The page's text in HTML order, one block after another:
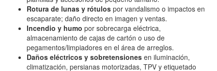
Rotura de lunas y rótulos por vandalismo o impactos en
escaparate; daño directo en imagen y ventas.
Incendio y humo por sobrecarga eléctrica,
almacenamiento de cajas de cartón o uso de
pegamentos/limpiadores en el área de arreglos.
Daños eléctricos y sobretensiones en iluminación,
climatización, persianas motorizadas, TPV y etiquetado